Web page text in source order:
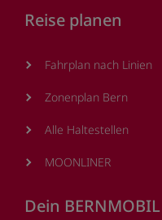
Reise planen
Fahrplan nach Linien
Zonenplan Bern
Alle Haltestellen
MOONLINER
Dein BERNMOBIL